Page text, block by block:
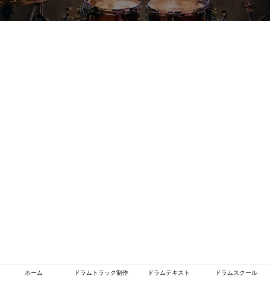
ホーム ドラムトラック制作 ドラムテキスト ドラムスクール